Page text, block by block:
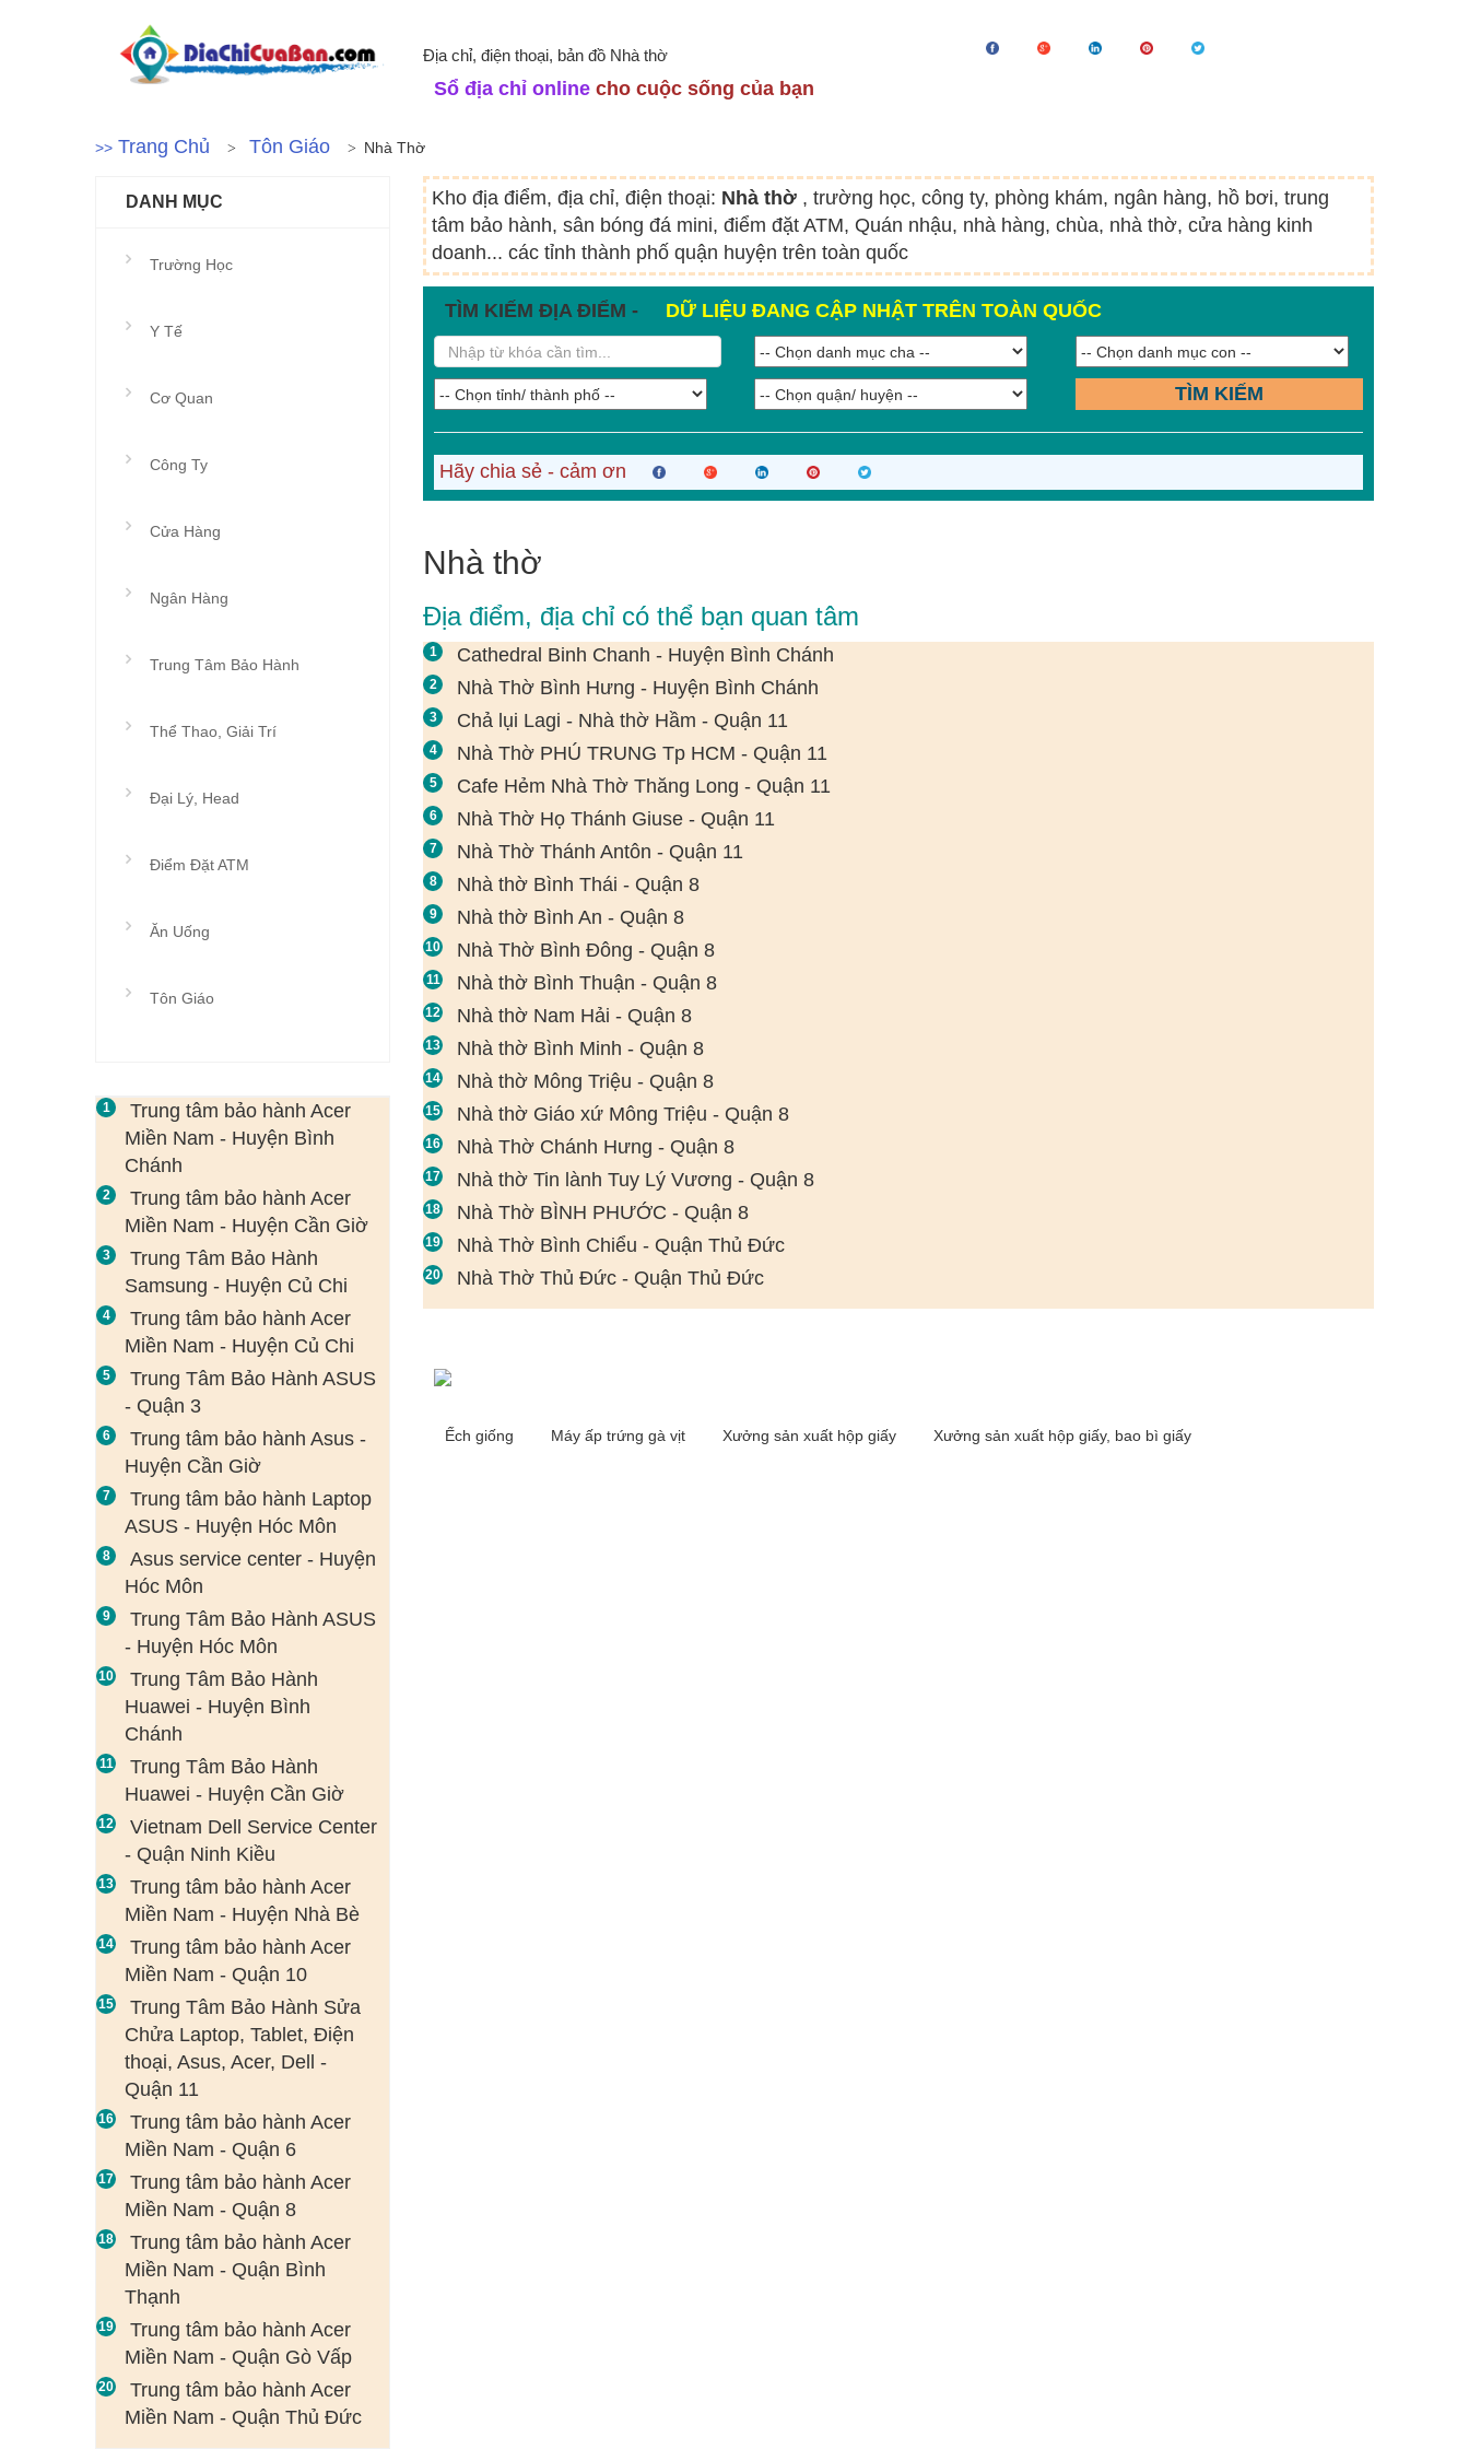
Địa chỉ, điện thoại, bản đồ Nhà thờ
Sổ địa chỉ online cho cuộc sống của bạn
>> Trang Chủ Tôn Giáo Nhà Thờ
Kho địa điểm, địa chỉ, điện thoại: Nhà thờ , trường học, công ty, phòng khám, ngân hàng, hồ bơi, trung
tâm bảo hành, sân bóng đá mini, điểm đặt ATM, Quán nhậu, nhà hàng, chùa, nhà thờ, cửa hàng kinh
doanh... các tỉnh thành phố quận huyện trên toàn quốc
TÌM KIẾM ĐỊA ĐIỂM - DỮ LIỆU ĐANG CẬP NHẬT TRÊN TOÀN QUỐC
TÌM KIẾM
Hãy chia sẻ - cảm ơn
Nhà thờ
Địa điểm, địa chỉ có thể bạn quan tâm
Cathedral Binh Chanh - Huyện Bình Chánh
Nhà Thờ Bình Hưng - Huyện Bình Chánh
Chả lụi Lagi - Nhà thờ Hầm - Quận 11
Nhà Thờ PHÚ TRUNG Tp HCM - Quận 11
Cafe Hẻm Nhà Thờ Thăng Long - Quận 11
Nhà Thờ Họ Thánh Giuse - Quận 11
Nhà Thờ Thánh Antôn - Quận 11
Nhà thờ Bình Thái - Quận 8
Nhà thờ Bình An - Quận 8
Nhà Thờ Bình Đông - Quận 8
Nhà thờ Bình Thuận - Quận 8
Nhà thờ Nam Hải - Quận 8
Nhà thờ Bình Minh - Quận 8
Nhà thờ Mông Triệu - Quận 8
Nhà thờ Giáo xứ Mông Triệu - Quận 8
Nhà Thờ Chánh Hưng - Quận 8
Nhà thờ Tin lành Tuy Lý Vương - Quận 8
Nhà Thờ BÌNH PHƯỚC - Quận 8
Nhà Thờ Bình Chiểu - Quận Thủ Đức
Nhà Thờ Thủ Đức - Quận Thủ Đức
Ếch giống Máy ấp trứng gà vịt Xưởng sản xuất hộp giấy Xưởng sản xuất hộp giấy, bao bì giấy
DANH MỤC
Trường Học
Y Tế
Cơ Quan
Công Ty
Cửa Hàng
Ngân Hàng
Trung Tâm Bảo Hành
Thể Thao, Giải Trí
Đại Lý, Head
Điểm Đặt ATM
Ăn Uống
Tôn Giáo
Trung tâm bảo hành Acer
Miền Nam - Huyện Bình
Chánh
Trung tâm bảo hành Acer
Miền Nam - Huyện Cần Giờ
Trung Tâm Bảo Hành
Samsung - Huyện Củ Chi
Trung tâm bảo hành Acer
Miền Nam - Huyện Củ Chi
Trung Tâm Bảo Hành ASUS
- Quận 3
Trung tâm bảo hành Asus -
Huyện Cần Giờ
Trung tâm bảo hành Laptop
ASUS - Huyện Hóc Môn
Asus service center - Huyện
Hóc Môn
Trung Tâm Bảo Hành ASUS
- Huyện Hóc Môn
Trung Tâm Bảo Hành
Huawei - Huyện Bình
Chánh
Trung Tâm Bảo Hành
Huawei - Huyện Cần Giờ
Vietnam Dell Service Center
- Quận Ninh Kiều
Trung tâm bảo hành Acer
Miền Nam - Huyện Nhà Bè
Trung tâm bảo hành Acer
Miền Nam - Quận 10
Trung Tâm Bảo Hành Sửa
Chửa Laptop, Tablet, Điện
thoại, Asus, Acer, Dell -
Quận 11
Trung tâm bảo hành Acer
Miền Nam - Quận 6
Trung tâm bảo hành Acer
Miền Nam - Quận 8
Trung tâm bảo hành Acer
Miền Nam - Quận Bình
Thạnh
Trung tâm bảo hành Acer
Miền Nam - Quận Gò Vấp
Trung tâm bảo hành Acer
Miền Nam - Quận Thủ Đức